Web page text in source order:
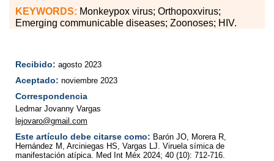
KEYWORDS: Monkeypox virus; Orthopoxvirus;
Emerging communicable diseases; Zoonoses; HIV.
Recibido: agosto 2023
Aceptado: noviembre 2023
Correspondencia
Ledmar Jovanny Vargas
lejovaro@gmail.com
Este artículo debe citarse como: Barón JO, Morera R,
Hernández M, Arciniegas HS, Vargas LJ. Viruela símica de
manifestación atípica. Med Int Méx 2024; 40 (10): 712-716.